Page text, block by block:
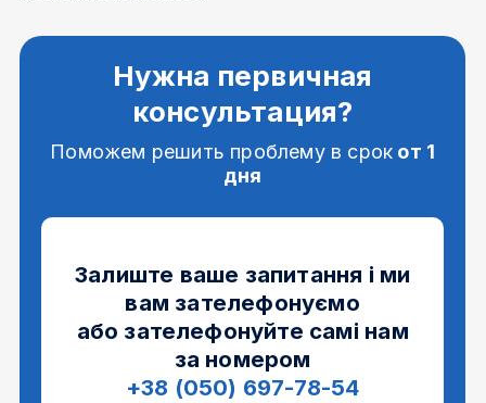
Нужна первичная
консультация?
Поможем решить проблему в срок от 1
дня
Залиште ваше запитання і ми
вам зателефонуємо
або зателефонуйте самі нам
за номером
+38 (050) 697-78-54